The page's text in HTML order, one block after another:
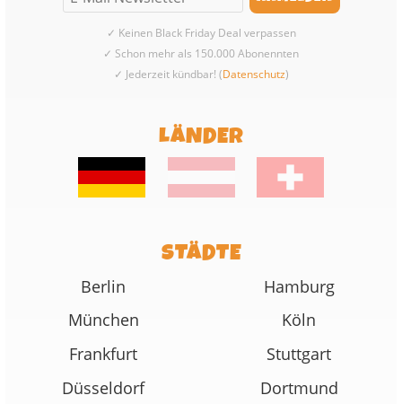
✓ Keinen Black Friday Deal verpassen
✓ Schon mehr als 150.000 Abonennten
✓ Jederzeit kündbar! (Datenschutz)
LÄNDER
STÄDTE
Berlin
Hamburg
München
Köln
Frankfurt
Stuttgart
Düsseldorf
Dortmund